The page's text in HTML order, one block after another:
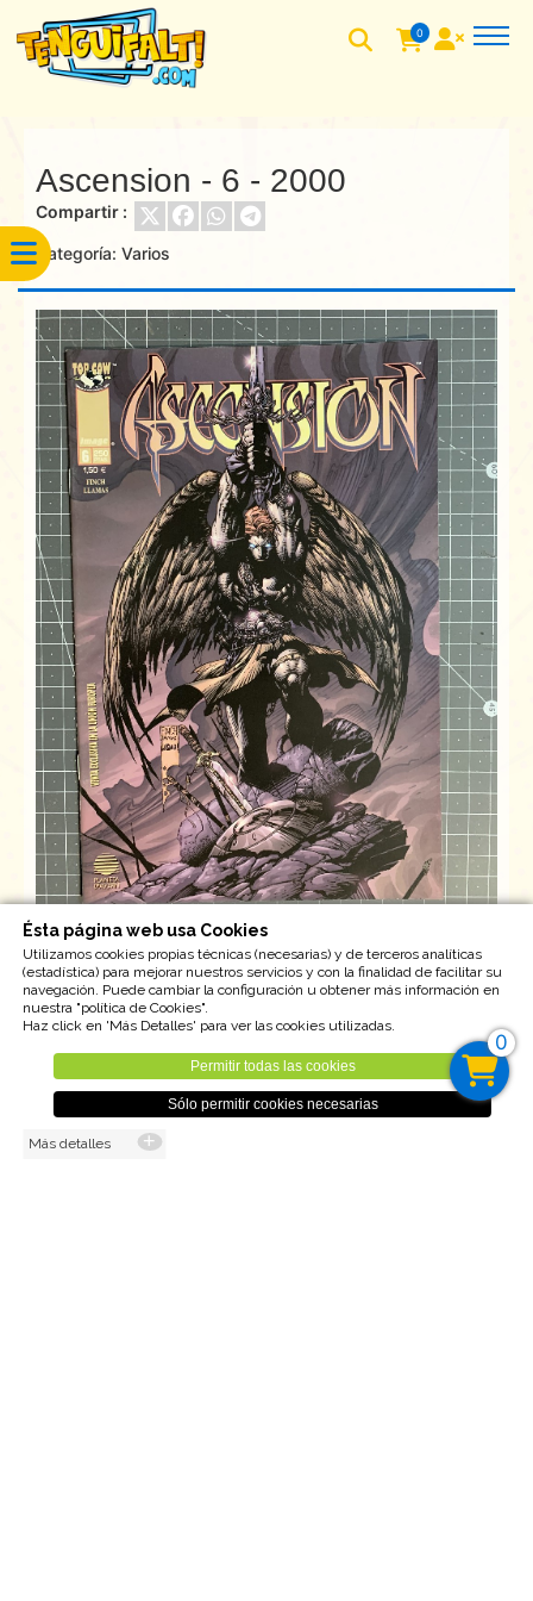
0
Ascension - 6 - 2000
Compartir :
Categoría: Varios
Usado
Unidades disponible : 1
Tipo IVA : 21,00%
1,00€
0
Ésta página web usa Cookies
Utilizamos cookies propias técnicas (necesarias) y de terceros analíticas
(estadística) para mejorar nuestros servicios y con la finalidad de facilitar su
navegación. Puede cambiar la configuración u obtener más información en
nuestra "política de Cookies".
Haz click en 'Más Detalles' para ver las cookies utilizadas.
Permitir todas las cookies
Sólo permitir cookies necesarias
Más detalles